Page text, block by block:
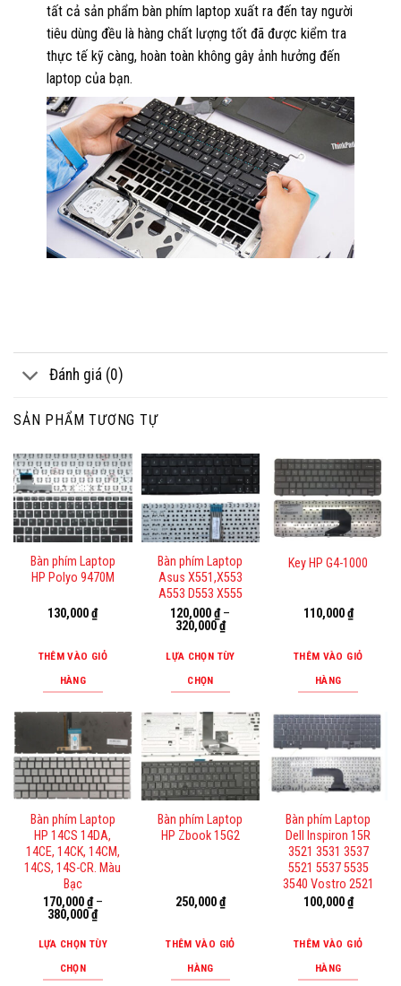
tất cả sản phẩm bàn phím laptop xuất ra đến tay người
tiêu dùng đều là hàng chất lượng tốt đã được kiểm tra
thực tế kỹ càng, hoàn toàn không gây ảnh hưởng đến
laptop của bạn.
Đánh giá (0)
SẢN PHẨM TƯƠNG TỰ
Bàn phím Laptop
HP Polyo 9470M
130,000₫
THÊM VÀO GIỎ
HÀNG
Bàn phím Laptop
Asus X551,X553
A553 D553 X555
120,000₫–
320,000₫
LỰA CHỌN TÙY
CHỌN
phẩm
này
có
nhiều
thể.
có
được
chọn
Key HP G4-1000
110,000₫
THÊM VÀO GIỎ
HÀNG
Bàn phím Laptop
HP 14CS 14DA,
14CE, 14CK, 14CM,
14CS, 14S-CR. Màu
Bạc
170,000₫–
380,000₫
LỰA CHỌN TÙY
CHỌN
Bàn phím Laptop
HP Zbook 15G2
250,000₫
THÊM VÀO GIỎ
HÀNG
Bàn phím Laptop
Dell Inspiron 15R
3521 3531 3537
5521 5537 5535
3540 Vostro 2521
100,000₫
THÊM VÀO GIỎ
HÀNG